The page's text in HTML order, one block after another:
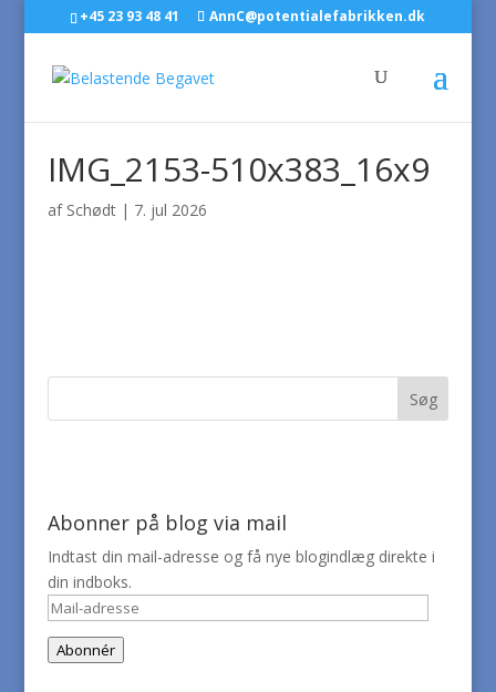
+45 23 93 48 41 AnnC@potentialefabrikken.dk
IMG_2153-510x383_16x9
af Schødt| 7. jul 2026
Abonner på blog via mail
Indtast din mail-adresse og få nye blogindlæg direkte i
din indboks.
Mail-
adresse
Abonnér